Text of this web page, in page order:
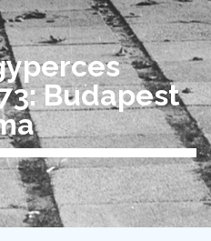
Budapest